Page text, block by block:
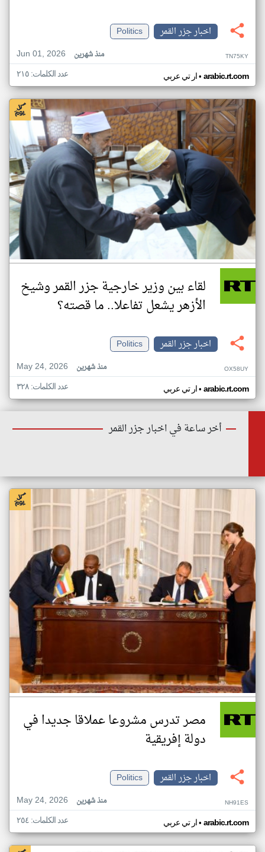
اخبار جزر القمر
Politics
Jun 01, 2026
منذ شهرين TN75KY
ار تي عربي• arabic.rt.com عدد الكلمات: ٢١٥
لقاء بين وزير خارجية جزر القمر وشيخ
الأزهر يشعل تفاعلا.. ما قصته؟
اخبار جزر القمر
Politics
May 24, 2026
منذ شهرين OX58UY
ار تي عربي• arabic.rt.com عدد الكلمات: ٣٢٨
أخر ساعة في اخبار جزر القمر
مصر تدرس مشروعا عملاقا جديدا في
دولة إفريقية
اخبار جزر القمر
Politics
May 24, 2026
منذ شهرين NH91ES
ار تي عربي• arabic.rt.com عدد الكلمات: ٢٥٤